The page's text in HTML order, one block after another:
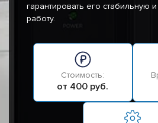
гарантировать его стабильную
работу.
Стоимость:
от 400 руб.